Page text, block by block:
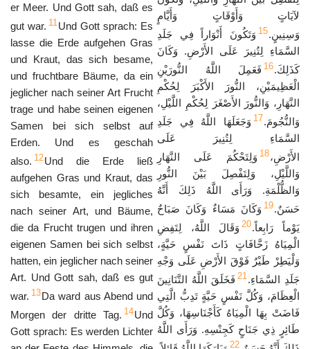
لآيَاتٍ وَأَوْقَاتٍ وَأَيَّامٍ
وَسِنِينٍ.15 وَتَكُونَ أَنْوَاراً فِي جَلَدِ
السَّمَاءِ لِتُنِيرَ عَلَى الأَرْضِ. وَكَانَ
كَذَلِكَ.16 فَعَمِلَ اللَّهُ النُّورَيْنِ
الْعَظِيمَيْنِ، النُّورَ الأَكْبَرَ لِحُكْمِ
النَّهَارِ، وَالنُّورَ الأَصْغَرَ لِحُكْمِ اللَّيْلِ،
وَالنُّجُومَ.17 وَجَعَلَهَا اللَّهُ فِي جَلَدِ
السَّمَاءِ لِتُنِيرَ عَلَى
الأَرْضِ،18 وَلِتَحْكُمَ عَلَى النَّهَارِ
وَاللَّيْلِ، وَلِتَفْصِلَ بَيْنَ النُّورِ
وَالظُّلْمَةِ. وَرَأَى اللَّهُ ذَلِكَ أَنَّهُ
حَسَنٌ.19 وَكَانَ مَسَاءٌ وَكَانَ صَبَاحٌ
يَوْماً رَابِعاً.20 وَقَالَ اللَّهُ، لِتَفِضِ
الْمِيَاهُ زَحَّافَاتٍ ذَاتَ نَفْسٍ حَيَّةٍ،
وَلْيَطِرْ طَيْرٌ فَوْقَ الأَرْضِ عَلَى وَجْهِ
جَلَدِ السَّمَاءِ.21 فَخَلَقَ اللَّهُ التَّنَانِينَ
الْعِظَامَ، وَكُلَّ نَفْسٍ حَيَّةٍ تَدِبُّ الَّتِي
فَاضَتْ بِهَا الْمِيَاهُ كَأَجْنَاسِهَا، وَكُلَّ
طَائِرٍ ذِي جَنَاحٍ كَجِنْسِهِ. وَرَأَى اللَّهُ
22
er Meer. Und Gott sah, daß es
gut war. 11Und Gott sprach: Es
lasse die Erde aufgehen Gras
und Kraut, das sich besame,
und fruchtbare Bäume, da ein
jeglicher nach seiner Art Frucht
trage und habe seinen eigenen
Samen bei sich selbst auf
Erden. Und es geschah
also. 12Und die Erde ließ
aufgehen Gras und Kraut, das
sich besamte, ein jegliches
nach seiner Art, und Bäume,
die da Frucht trugen und ihren
eigenen Samen bei sich selbst
hatten, ein jeglicher nach seiner
Art. Und Gott sah, daß es gut
war. 13Da ward aus Abend und
Morgen der dritte Tag. 14Und
Gott sprach: Es werden Lichter